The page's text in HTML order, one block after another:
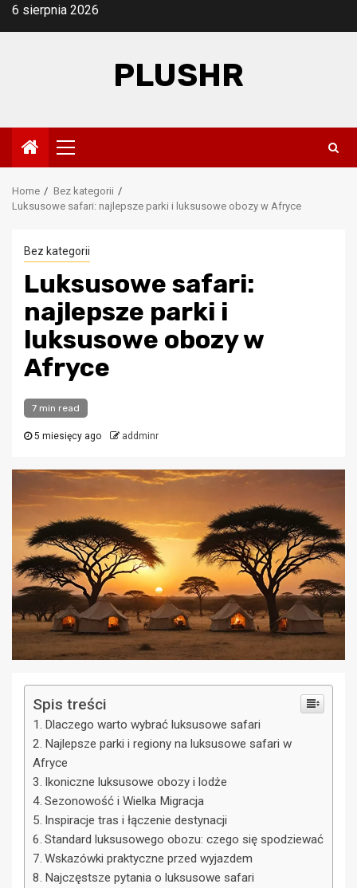
Skip6 sierpnia 2026
PLUSHR
Primary
Menu
Home
Bez kategorii
Luksusowe safari: najlepsze parki i luksusowe obozy w Afryce
Bez kategorii
Luksusowe safari:
najlepsze parki i
luksusowe obozy w
Afryce
7 min read
5 miesięcy ago addminr
Spis treści
Dlaczego warto wybrać luksusowe safari
Najlepsze parki i regiony na luksusowe safari w
Afryce
Ikoniczne luksusowe obozy i lodże
Sezonowość i Wielka Migracja
Inspiracje tras i łączenie destynacji
Standard luksusowego obozu: czego się spodziewać
Wskazówki praktyczne przed wyjazdem
Najczęstsze pytania o luksusowe safari